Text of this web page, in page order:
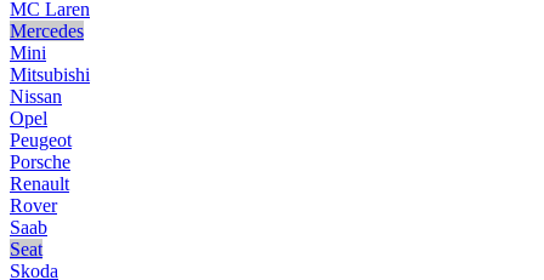
MC Laren
Mercedes
Mini
Mitsubishi
Nissan
Opel
Peugeot
Porsche
Renault
Rover
Saab
Seat
Skoda